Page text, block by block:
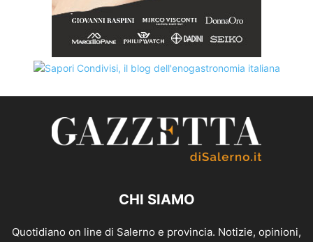
CHI SIAMO
Quotidiano on line di Salerno e provincia. Notizie, opinioni,